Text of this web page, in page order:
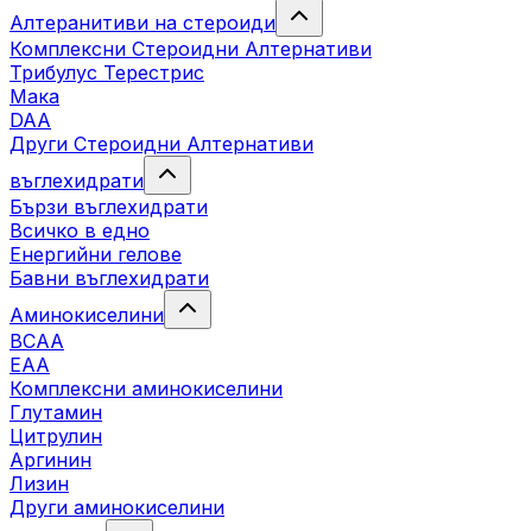
Алтеранитиви на стероиди
Комплексни Стероидни Алтернативи
Трибулус Терестрис
Maка
DAA
Други Стероидни Алтернативи
въглехидрати
Бързи въглехидрати
Всичко в едно
Енергийни гелове
Бавни въглехидрати
Аминокиселини
BCAA
EAA
Комплексни аминокиселини
Глутамин
Цитрулин
Аргинин
Лизин
Други аминокиселини